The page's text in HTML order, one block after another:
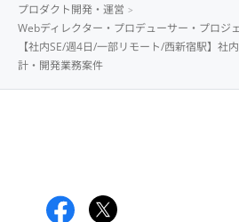
プロダクト開発・運営
Webディレクター・プロデューサー・プロジ
【社内SE/週4日/一部リモート/西新宿駅】社
計・開発業務案件